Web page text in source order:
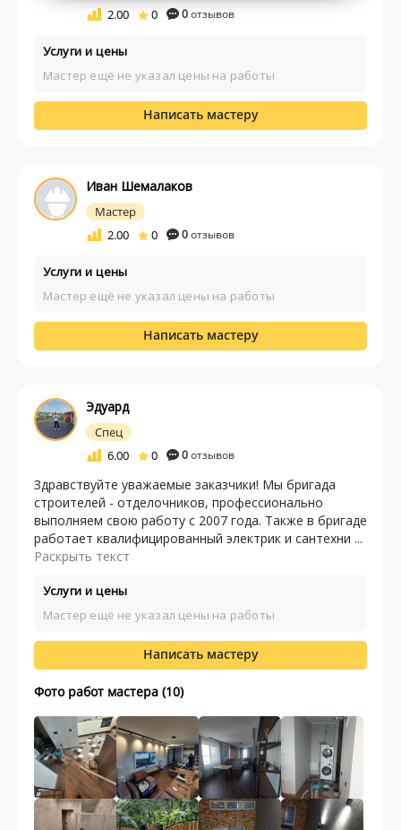
2.00
0 0отзывов
Услуги и цены
Мастер ещё не указал цены на работы
Написать мастеру
Иван Шемалаков
Мастер
2.00
0 0отзывов
Услуги и цены
Мастер ещё не указал цены на работы
Написать мастеру
Эдуард
Спец
6.00
0 0отзывов
Здравствуйте уважаемые заказчики! Мы бригада
строителей - отделочников, профессионально
выполняем свою работу с 2007 года. Также в бригаде
работает квалифицированный электрик и сантехни ...
Раскрыть текст
Услуги и цены
Мастер ещё не указал цены на работы
Написать мастеру
Фото работ мастера (10)